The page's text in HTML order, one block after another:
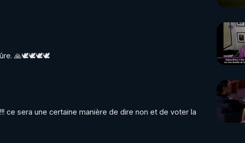
sûre. 🙏🕊🕊🕊🕊
ce sera une certaine manière de dire non et de voter la